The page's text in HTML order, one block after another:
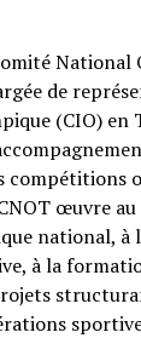
de
(CIO) en
compétitions
œuvre
national, à
à la